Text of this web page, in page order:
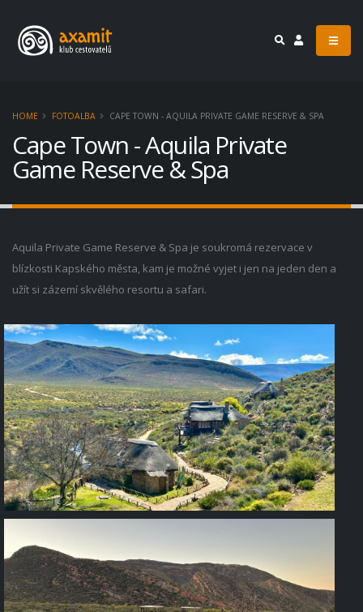
HOME FOTOALBA CAPE TOWN - AQUILA PRIVATE GAME RESERVE & SPA
Cape Town - Aquila Private
Game Reserve & Spa
Aquila Private Game Reserve & Spa je soukromá rezervace v
blízkosti Kapského města, kam je možné vyjet i jen na jeden den a
užít si zázemí skvělého resortu a safari.